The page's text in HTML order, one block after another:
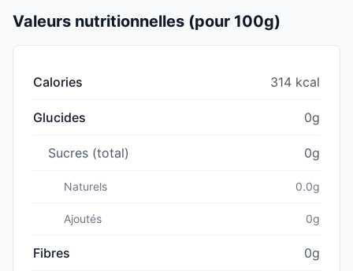
Valeurs nutritionnelles (pour 100g)
Calories 314 kcal
Glucides 0g
Sucres (total) 0g
Naturels 0.0g
Ajoutés 0g
Fibres 0g